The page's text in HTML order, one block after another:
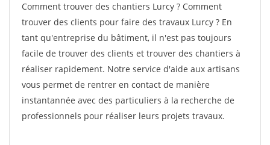
Comment trouver des chantiers Lurcy ? Comment
trouver des clients pour faire des travaux Lurcy ? En
tant qu'entreprise du bâtiment, il n'est pas toujours
facile de trouver des clients et trouver des chantiers à
réaliser rapidement. Notre service d'aide aux artisans
vous permet de rentrer en contact de manière
instantannée avec des particuliers à la recherche de
professionnels pour réaliser leurs projets travaux.